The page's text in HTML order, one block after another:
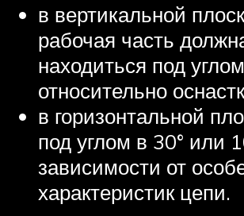
в вертикальной
рабочая часть
находиться под
относительно
в горизонтальной
под углом в 30° или
зависимости от
характеристик цепи.